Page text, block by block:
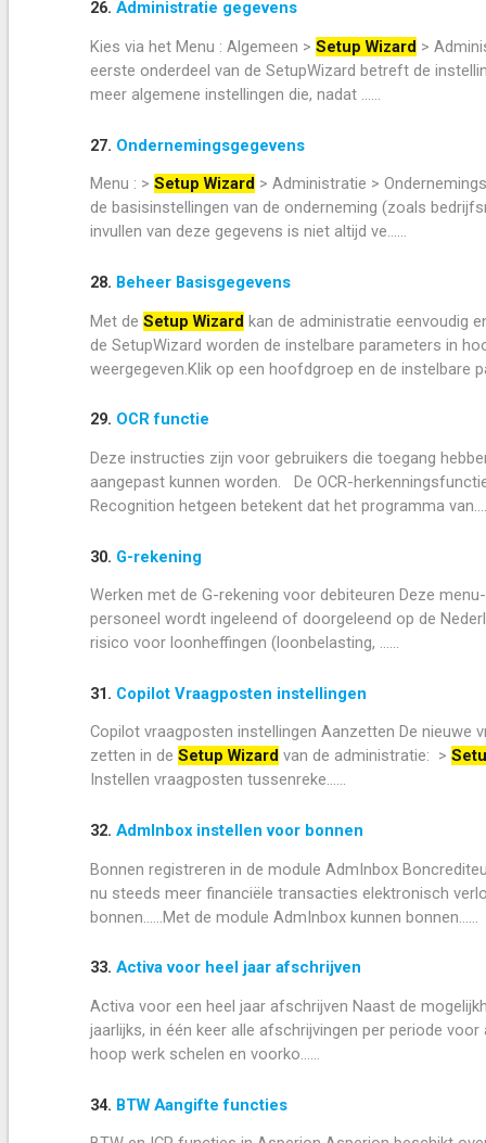
26. Administratie gegevens
Kies via het Menu : Algemeen > Setup Wizard >
eerste onderdeel van de SetupWizard betreft de
meer algemene instellingen die, nadat ......
27. Ondernemingsgegevens
Menu : > Setup Wizard > Administratie >
de basisinstellingen van de onderneming (zoals
invullen van deze gegevens is niet altijd ve......
28. Beheer Basisgegevens
Met de Setup Wizard kan de administratie eenvoudig
de SetupWizard worden de instelbare parameters in
weergegeven.Klik op een hoofdgroep en de instelbare
29. OCR functie
Deze instructies zijn voor gebruikers die toegang
aangepast kunnen worden. De OCR-
Recognition hetgeen betekent dat het programma
30. G-rekening
Werken met de G-rekening voor debiteuren Deze
personeel wordt ingeleend of doorgeleend op de
risico voor loonheffingen (loonbelasting, ......
31. Copilot Vraagposten instellingen
Copilot vraagposten instellingen Aanzetten De
zetten in de Setup Wizard van de administratie: >
Instellen vraagposten tussenreke......
32. AdmInbox instellen voor bonnen
Bonnen registreren in de module AdmInbox
nu steeds meer financiële transacties elektronisch
bonnen......Met de module AdmInbox kunnen bonnen......
33. Activa voor heel jaar afschrijven
Activa voor een heel jaar afschrijven Naast de
jaarlijks, in één keer alle afschrijvingen per periode
hoop werk schelen en voorko......
34. BTW Aangifte functies